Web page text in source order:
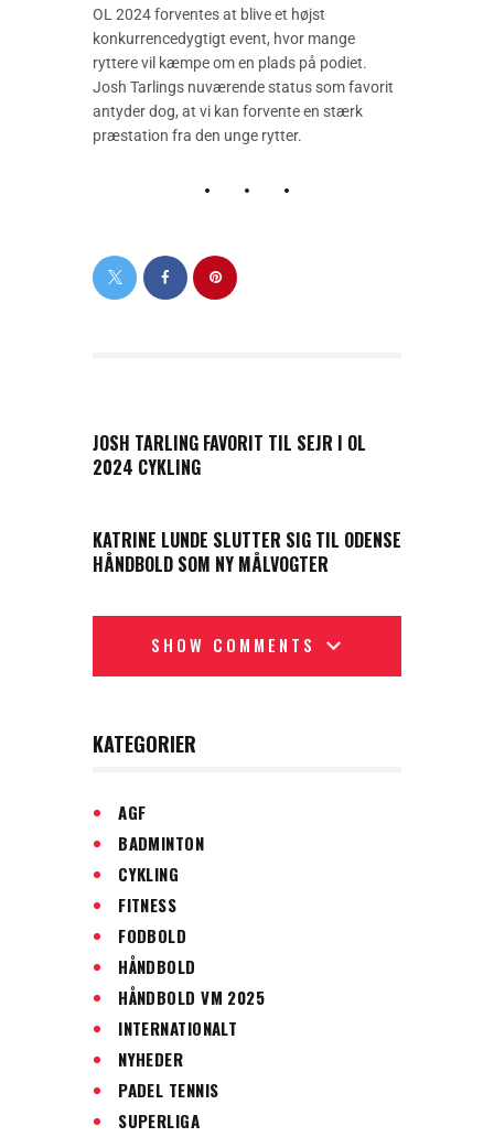
OL 2024 forventes at blive et højst
konkurrencedygtigt event, hvor mange
ryttere vil kæmpe om en plads på podiet.
Josh Tarlings nuværende status som favorit
antyder dog, at vi kan forvente en stærk
præstation fra den unge rytter.
JOSH TARLING FAVORIT TIL SEJR I OL
2024 CYKLING
KATRINE LUNDE SLUTTER SIG TIL ODENSE
HÅNDBOLD SOM NY MÅLVOGTER
SHOW COMMENTS
KATEGORIER
AGF
BADMINTON
CYKLING
FITNESS
FODBOLD
HÅNDBOLD
HÅNDBOLD VM 2025
INTERNATIONALT
NYHEDER
PADEL TENNIS
SUPERLIGA